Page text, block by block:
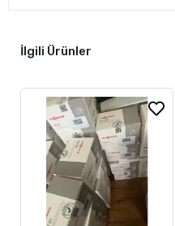
İlgili Ürünler